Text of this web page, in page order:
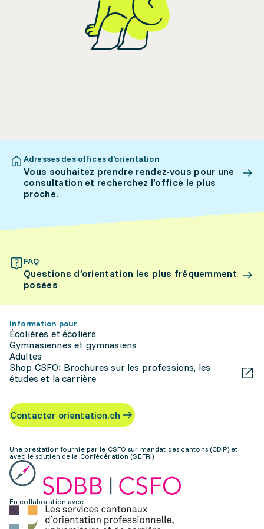
Adresses des offices d’orientation
Vous souhaitez prendre rendez-vous pour une
consultation et recherchez l’office le plus
proche.
FAQ
Questions d’orientation les plus fréquemment
posées
Information pour
Écolières et écoliers
Gymnasiennes et gymnasiens
Adultes
Shop CSFO: Brochures sur les professions, les
études et la carrière
Contacter orientation.ch
Une prestation fournie par le CSFO sur mandat des cantons (CDIP) et
avec le soutien de la Confédération (SEFRI)
En collaboration avec: